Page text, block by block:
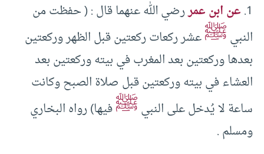
1. عن ابن عمررضي الله عنهما قال : ( حفظت من
النبيﷺعشر ركعات ركعتين قبل الظهر وركعتين
بعدها وركعتين بعد المغرب في بيته وركعتين بعد
العشاء في بيته وركعتين قبل صلاة الصبح وكانت
ساعة لا يُدخل على النبيﷺفيها) رواه البخاري
ومسلم .